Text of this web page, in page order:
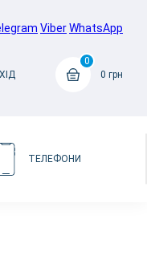
ViberWhatsApp
0
0 грн
ТЕЛЕФОНИ